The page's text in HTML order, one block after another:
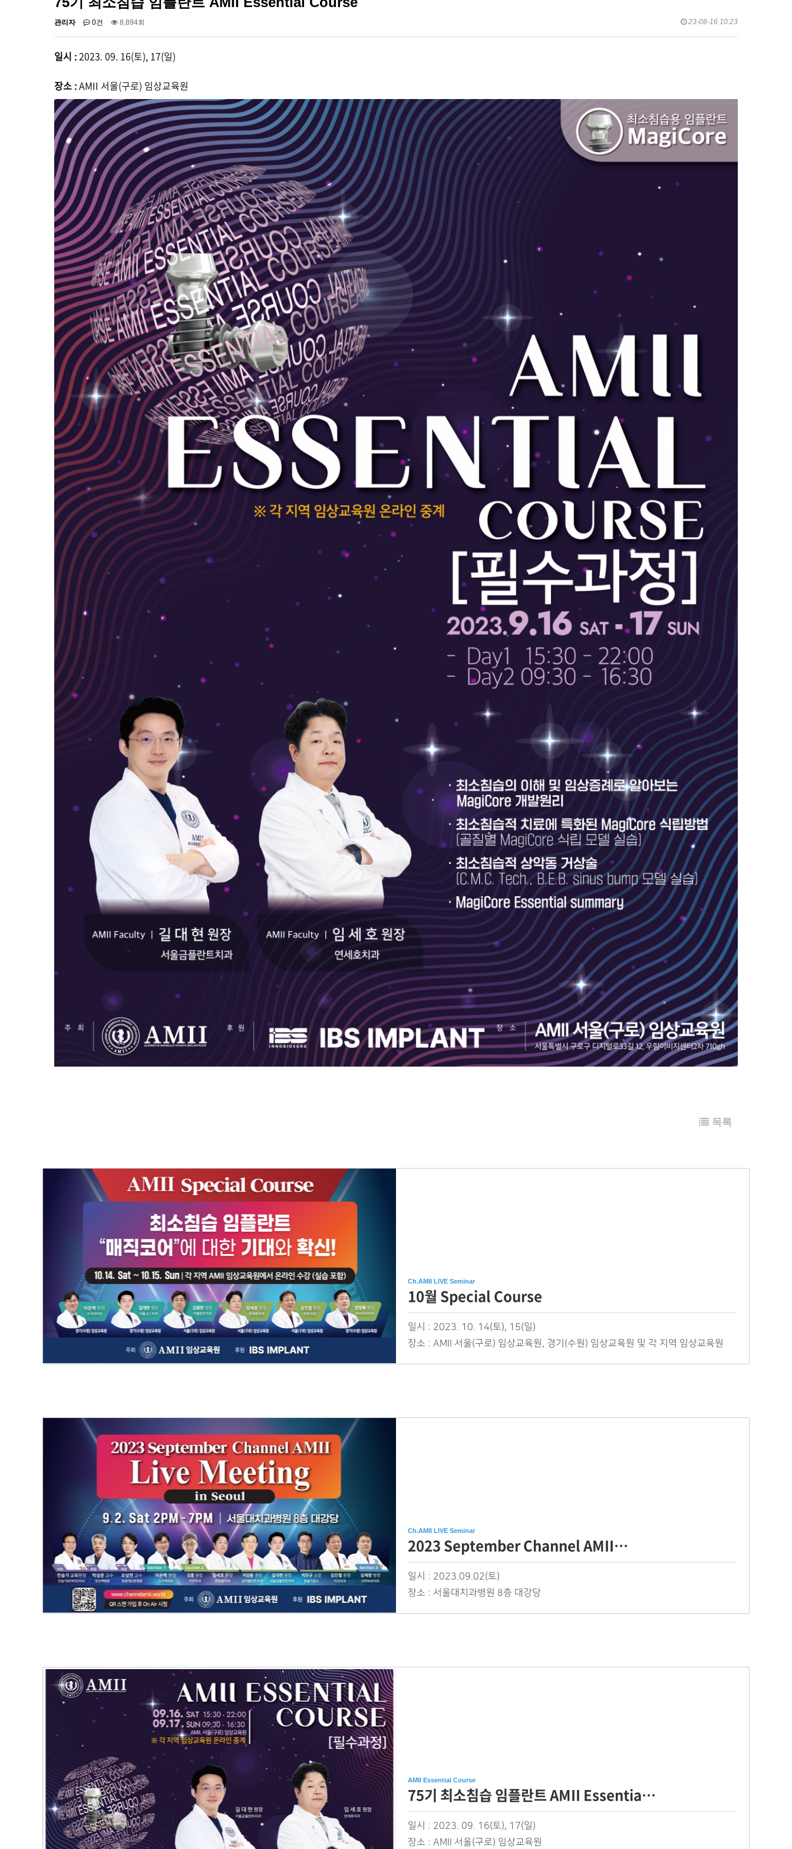
관리자 0건 8,894회 23-08-16 10:23
일시 :2023. 09. 16(토), 17(일)
장소 :AMII 서울(구로) 임상교육원
목록
Ch.AMII LIVE Seminar
10월 Special Course
일시 : 2023. 10. 14(토), 15(일)
장소 : AMII 서울(구로) 임상교육원, 경기(수원) 임상교육원 및 각 지역 임상교육원
Ch.AMII LIVE Seminar
2023 September Channel AMII…
일시 : 2023.09.02(토)
장소 : 서울대치과병원 8층 대강당
AMII Essential Course
75기 최소침습 임플란트 AMII Essentia…
일시 : 2023. 09. 16(토), 17(일)
장소 : AMII 서울(구로) 임상교육원